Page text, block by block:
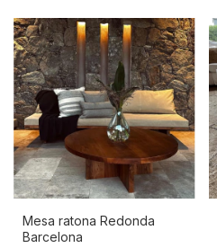
Mesa ratona Redonda
Barcelona